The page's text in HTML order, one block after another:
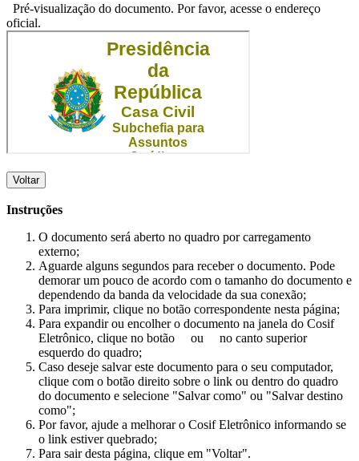
Pré-visualização do documento. Por favor, acesse o endereço
oficial.
Voltar
Instruções
O documento será aberto no quadro por carregamento
externo;
Aguarde alguns segundos para receber o documento. Pode
demorar um pouco de acordo com o tamanho do documento e
dependendo da banda da velocidade da sua conexão;
Para imprimir, clique no botão correspondente nesta página;
Para expandir ou encolher o documento na janela do Cosif
Eletrônico, clique no botão
ou
no canto superior
esquerdo do quadro;
Caso deseje salvar este documento para o seu computador,
clique com o botão direito sobre o link ou dentro do quadro
do documento e selecione "Salvar como" ou "Salvar destino
como";
Por favor, ajude a melhorar o Cosif Eletrônico informando se
o link estiver quebrado;
Para sair desta página, clique em "Voltar".